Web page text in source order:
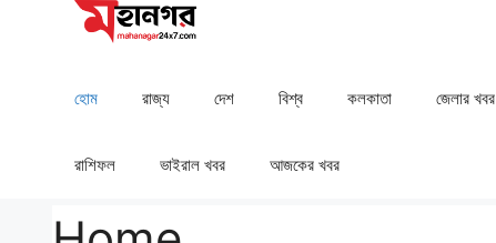
হোম রাজ্য দেশ ⁠বিশ্ব কলকাতা ⁠⁠জেলার খবর
রাশিফল ⁠⁠ভাইরাল খবর আজকের খবর